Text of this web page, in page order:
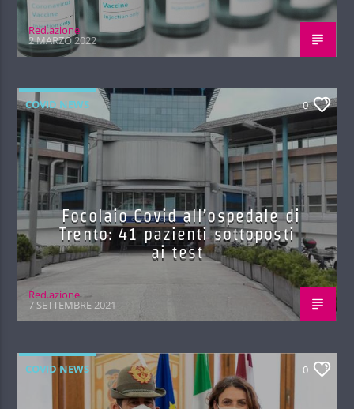
Red.azione
2 MARZO 2022
COVID NEWS 0
Focolaio Covid all’ospedale di
Trento: 41 pazienti sottoposti
ai test
Red.azione
7 SETTEMBRE 2021
COVID NEWS 0